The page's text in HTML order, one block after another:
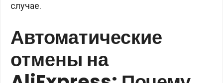
случае.
Автоматические
отмены на